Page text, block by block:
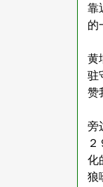
靠
的
黄
驻
赞
旁
化
狼